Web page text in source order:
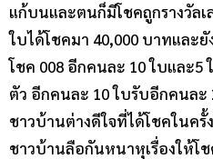
แก้บนและตนก็มีโชคถูกรางวัลเ
ใบได้โชคมา 40,000 บาทและ
โชค 008 อีกคนละ 10 ใบและ
ตัว อีกคนละ 10 ใบรับอีกคนละ
ชาวบ้านต่างดีใจที่ได้โชคในค
ชาวบ้านลือกันหนาหุเรื่องให้โ